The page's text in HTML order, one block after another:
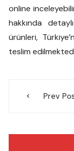
online
hakkında
ürünleri,
teslim
Prev